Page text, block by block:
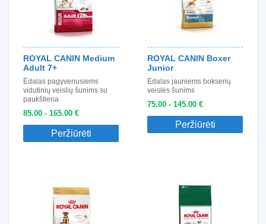
ROYAL CANIN Medium
Adult 7+
Ėdalas pagyvenusiems
vidutinių veislių šunims su
paukštiena
85.00 - 165.00 €
Peržiūrėti
ROYAL CANIN Boxer
Junior
Ėdalas jauniems bokserių
veislės šunims
75.00 - 145.00 €
Peržiūrėti